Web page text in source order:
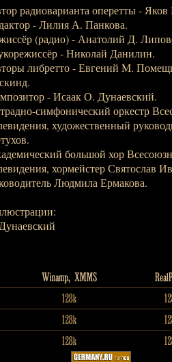
радиоварианта оперетты -
- Лилия А. Панкова.
(радио) - Анатолий Д.
- Николай Данилин.
либретто - Евгений М.
- Исаак О. Дунаевский.
симфонический оркестр
художественный
большой хор
хормейстер Святослав
Людмила Ермакова.